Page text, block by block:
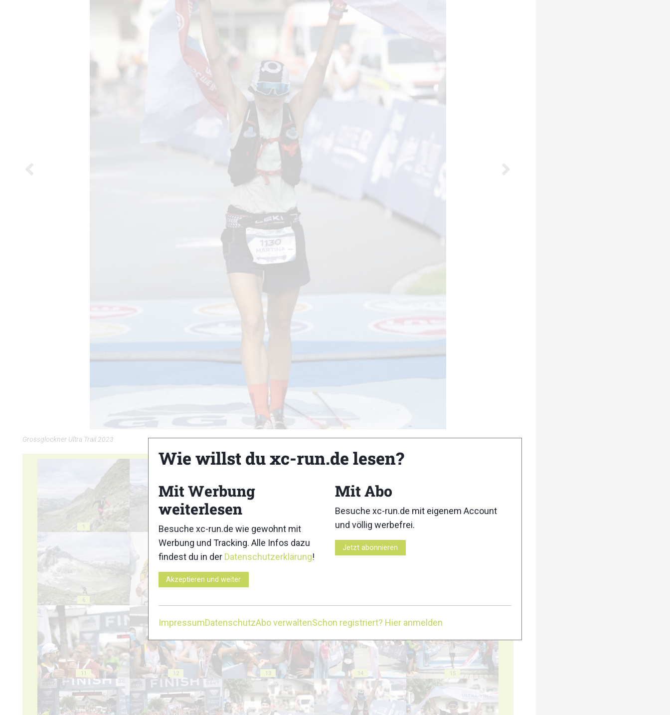
Grossglockner Ultra Trail 2023
1 2 3 4
6
11 12 13 14 15
Wie willst du xc-run.de lesen?
Mit Werbung
weiterlesen
Besuche xc-run.de wie gewohnt mit
Werbung und Tracking. Alle Infos dazu
findest du in der Datenschutzerklärung!
Akzeptieren und weiter
Mit Abo
Besuche xc-run.de mit eigenem Account
und völlig werbefrei.
Jetzt abonnieren
ImpressumDatenschutzAbo verwaltenSchon registriert? Hier anmelden